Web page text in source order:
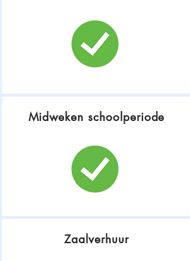
Midweken schoolperiode
Zaalverhuur